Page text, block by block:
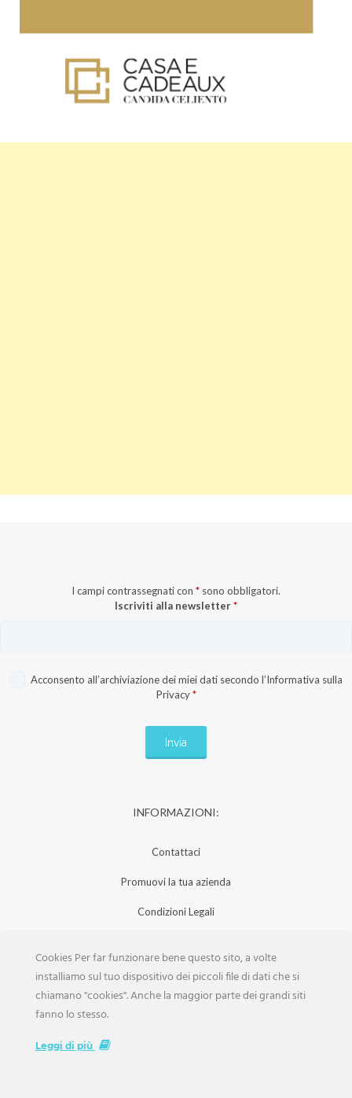
I campi contrassegnati con * sono obbligatori.
Iscriviti alla newsletter*
Acconsento all’archiviazione dei miei dati secondo l’Informativa sulla
Privacy *
INFORMAZIONI:
Contattaci
Promuovi la tua azienda
Condizioni Legali
Iscrizione Aziende
Scarica la Rivista
Cookies Per far funzionare bene questo sito, a volte
installiamo sul tuo dispositivo dei piccoli file di dati che si
chiamano "cookies". Anche la maggior parte dei grandi siti
fanno lo stesso.
Leggi di più